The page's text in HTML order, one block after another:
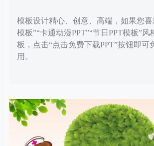
模板设计精心、创意、高端，如果您喜
模板”“卡通动漫PPT”“节日PPT模板”风
板，点击“点击免费下载PPT”按钮即可
用。